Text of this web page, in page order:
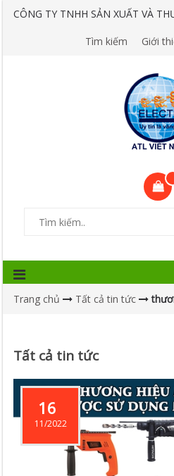
CÔNG TY TNHH SẢN XUẤT VÀ
Tìm kiếm Giới
Trang chủ Tất cả tin tức
Tất cả tin tức
16
11/2022